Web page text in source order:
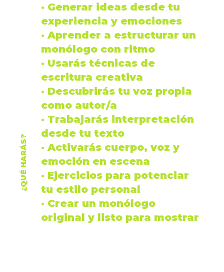
¿QUÉ HARÁS?
· Generar ideas desde tu
experiencia y emociones
· Aprender a estructurar un
monólogo con ritmo
· Usarás técnicas de
escritura creativa
· Descubrirás tu voz propia
como autor/a
· Trabajarás interpretación
desde tu texto
· Activarás cuerpo, voz y
emoción en escena
· Ejercicios para potenciar
tu estilo personal
· Crear un monólogo
original y listo para mostrar